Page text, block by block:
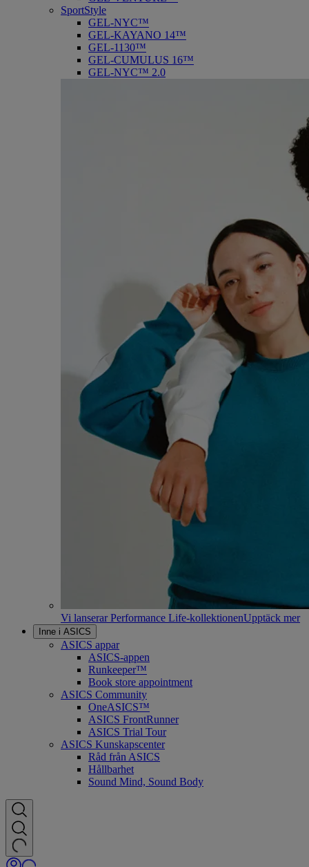
SportStyle
GEL-NYC™
GEL-KAYANO 14™
GEL-1130™
GEL-CUMULUS 16™
GEL-NYC™ 2.0
Vi lanserar Performance Life-kollektionenUpptäck mer
Inne i ASICS
ASICS appar
ASICS-appen
Runkeeper™
Book store appointment
ASICS Community
OneASICS™
ASICS FrontRunner
ASICS Trial Tour
ASICS Kunskapscenter
Råd från ASICS
Hållbarhet
Sound Mind, Sound Body